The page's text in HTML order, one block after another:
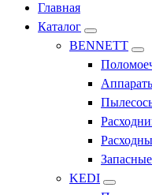
Профессиональное
Главная
Каталог
BENNETT
KEDI